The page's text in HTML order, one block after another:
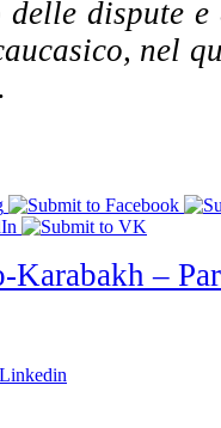
delle dispute
nel
–